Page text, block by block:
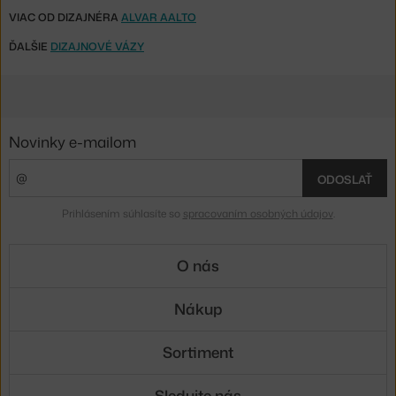
VIAC OD DIZAJNÉRA ALVAR AALTO
ĎALŠIE DIZAJNOVÉ VÁZY
Novinky e-mailom
ODOSLAŤ
Prihlásením súhlasíte so spracovaním osobných údajov.
O nás
Nákup
Sortiment